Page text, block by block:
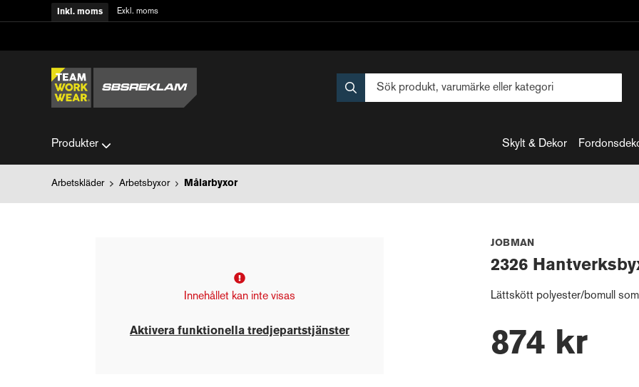
Inkl. moms Exkl. moms
Produkter Skylt & Dekor
Arbetskläder Arbetsbyxor Målarbyxor
Innehållet kan inte visas
Aktivera funktionella tredjepartstjänster
JOBMAN
2326
Lättskött polyester/bomull
874 kr